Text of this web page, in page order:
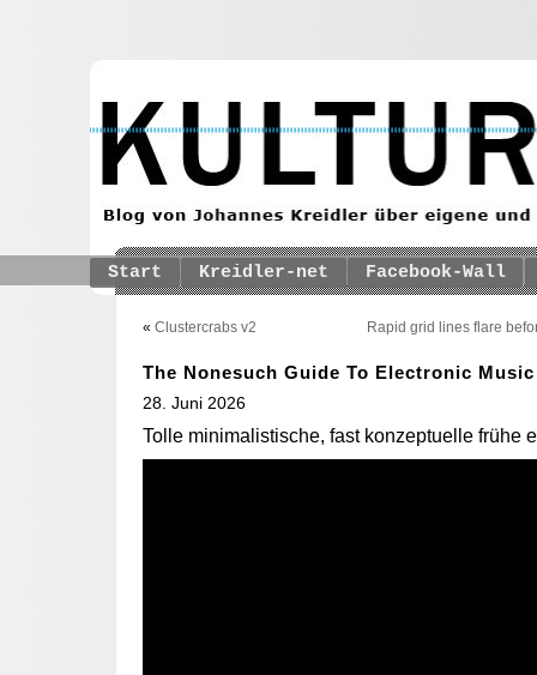
Start Kreidler-net Facebook-Wall
« Clustercrabs v2 Rapid grid lines flare
The Nonesuch Guide To Electronic Music
28. Juni 2026
Tolle minimalistische, fast konzeptuelle frühe